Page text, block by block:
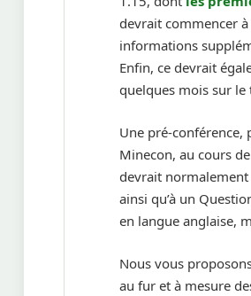
devrait commencer
informations
Enfin, ce devrait
quelques mois sur
Une pré-
Minecon, au cours
devrait
ainsi qu’à un
en langue anglaise,
Nous vous
au fur et à mesure